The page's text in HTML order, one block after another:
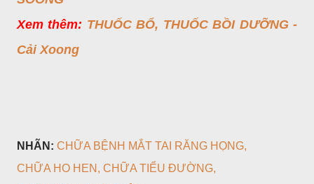
Xem thêm: THUỐC BỔ, THUỐC BỒI DƯỠNG -
Cải Xoong
NHÃN: CHỮA BỆNH MẮT TAI RĂNG HỌNG
CHỮA HO HEN
CHỮA TIỂU ĐƯỜNG